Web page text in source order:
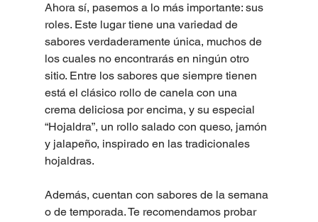
Ahora sí, pasemos a lo más importante: sus
roles. Este lugar tiene una variedad de
sabores verdaderamente única, muchos de
los cuales no encontrarás en ningún otro
sitio. Entre los sabores que siempre tienen
está el clásico rollo de canela con una
crema deliciosa por encima, y su especial
“Hojaldra”, un rollo salado con queso, jamón
y jalapeño, inspirado en las tradicionales
hojaldras.
Además, cuentan con sabores de la semana
o de temporada. Te recomendamos probar